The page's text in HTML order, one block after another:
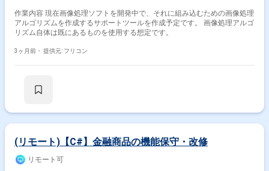
作業内容 現在画像処理ソフトを開発中で、それに組み込むための画像処理
アルゴリズムを作成するサポートツールを作成予定です。 画像処理アルゴ
リズム自体は既にあるものを使用する想定です。
3ヶ月前・ 提供元: フリコン
(リモート)【C#】金融商品の機能保守・改修
リモート可